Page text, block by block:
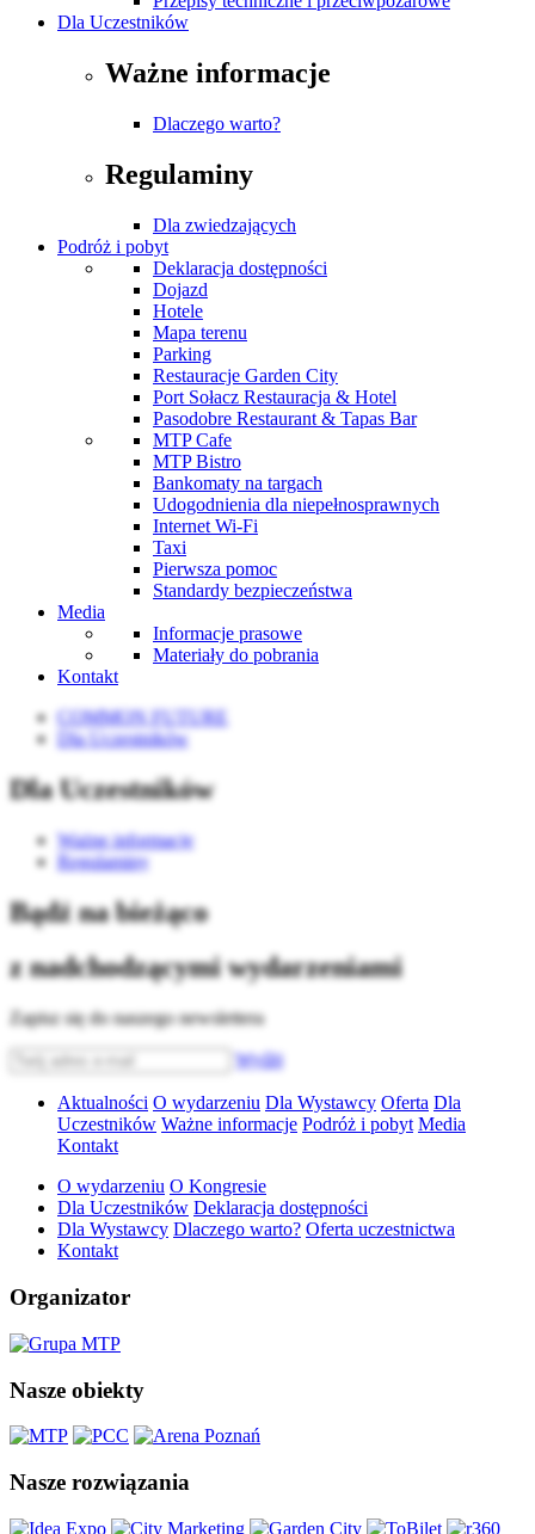
Dla Uczestników
Ważne informacje
Dlaczego warto?
Regulaminy
Dla zwiedzających
Podróż i pobyt
Deklaracja dostępności
Dojazd
Hotele
Mapa terenu
Parking
Restauracje Garden City
Port Sołacz Restauracja & Hotel
Pasodobre Restaurant & Tapas Bar
MTP Cafe
MTP Bistro
Bankomaty na targach
Udogodnienia dla niepełnosprawnych
Internet Wi-Fi
Taxi
Pierwsza pomoc
Standardy bezpieczeństwa
Media
Informacje prasowe
Materiały do pobrania
Kontakt
COMMON FUTURE
Dla Uczestników
Dla Uczestników
Ważne informacje
Regulaminy
Bądź na bieżąco
z nadchodzącymi wydarzeniami
Zapisz się do naszego newslettera
Wyślij
Aktualności O wydarzeniu Dla Wystawcy Oferta Dla
Uczestników Ważne informacje Podróż i pobyt Media
Kontakt
O wydarzeniu O Kongresie
Dla Uczestników Deklaracja dostępności
Dla Wystawcy Dlaczego warto? Oferta uczestnictwa
Kontakt
Organizator
Nasze obiekty
Nasze rozwiązania